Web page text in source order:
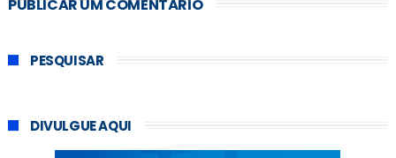
PUBLICAR UM COMENTÁRIO
PESQUISAR
DIVULGUE AQUI